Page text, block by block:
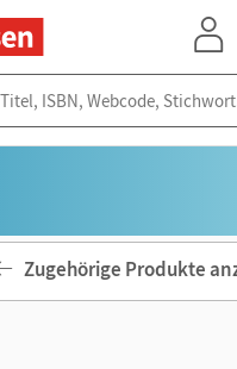
Zugehörige Produkte